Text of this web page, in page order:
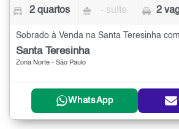
2 quartos - suíte 2
Sobrado à Venda na Santa Teresinha
Santa Teresinha
Zona Norte - São Paulo
WhatsApp